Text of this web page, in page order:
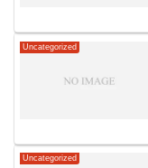
Uncategorized
Uncategorized